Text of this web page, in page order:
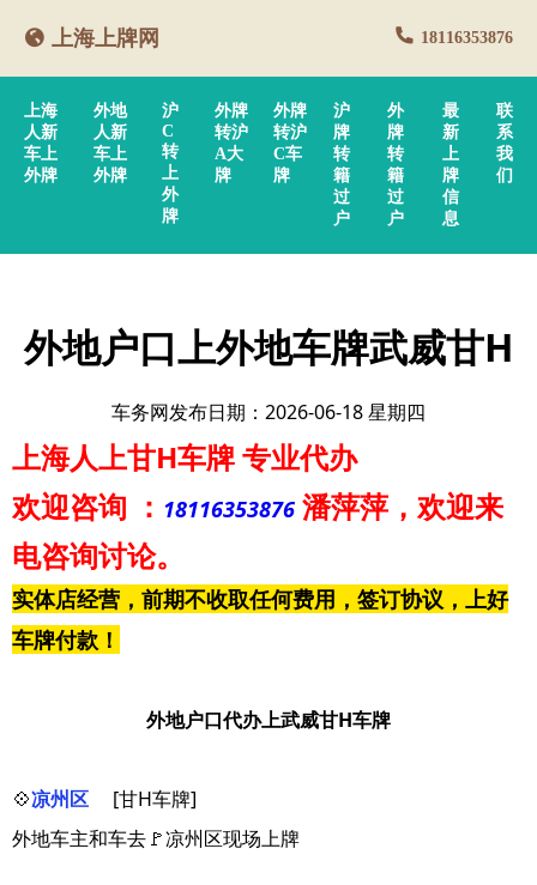
上海上牌网 18116353876
上海
人新
车上
外牌
外地
人新
车上
外牌
沪
C
转
上
外
牌
外牌
转沪
A大
牌
外牌
转沪
C车
牌
沪
牌
转
籍
过
户
外
牌
转
籍
过
户
最
新
上
牌
信
息
联
系
我
们
外地户口上外地车牌武威甘H
车务网发布日期：2026-06-18 星期四
上海人上甘H车牌专业代办
欢迎咨询 ： 18116353876 潘萍萍 ，欢迎来
电咨询讨论。
实体店经营，前期不收取任何费用，签订协议，上好
车牌付款！
外地户口代办上武威甘H车牌
💠凉州区
[甘H车牌]
外地车主和车去🚩凉州区现场上牌